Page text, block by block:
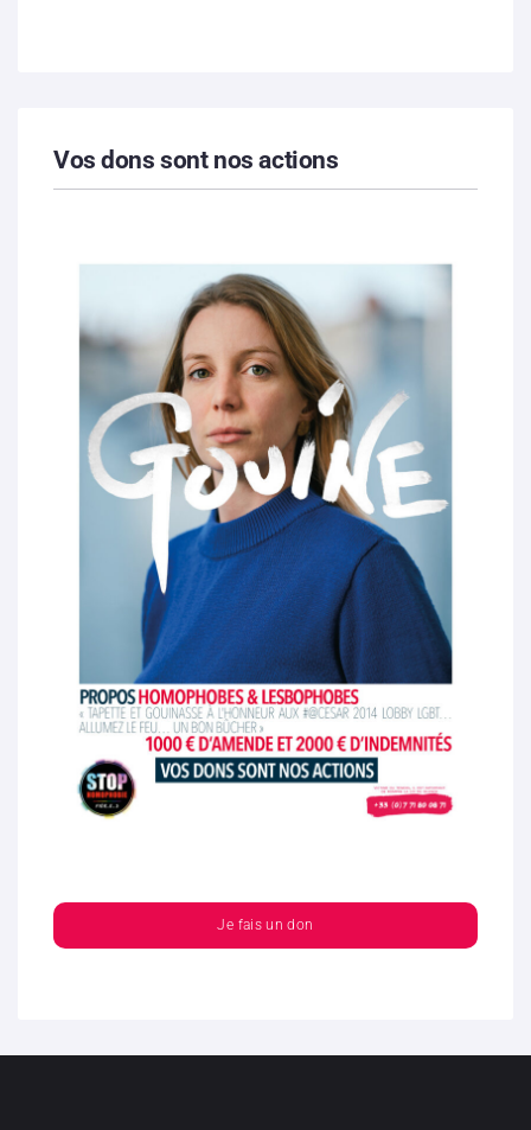
Vos dons sont nos actions
Je fais un don